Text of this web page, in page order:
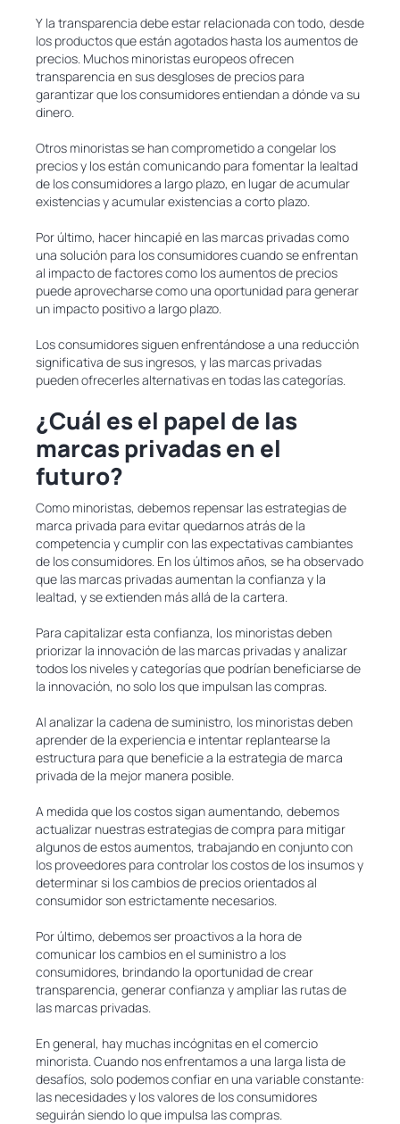
Y la transparencia debe estar relacionada con todo, desde
los productos que están agotados hasta los aumentos de
precios. Muchos minoristas europeos ofrecen
transparencia en sus desgloses de precios para
garantizar que los consumidores entiendan a dónde va su
dinero.
Otros minoristas se han comprometido a congelar los
precios y los están comunicando para fomentar la lealtad
de los consumidores a largo plazo, en lugar de acumular
existencias y acumular existencias a corto plazo.
Por último, hacer hincapié en las marcas privadas como
una solución para los consumidores cuando se enfrentan
al impacto de factores como los aumentos de precios
puede aprovecharse como una oportunidad para generar
un impacto positivo a largo plazo.
Los consumidores siguen enfrentándose a una reducción
significativa de sus ingresos, y las marcas privadas
pueden ofrecerles alternativas en todas las categorías.
¿Cuál es el papel de las
marcas privadas en el
futuro?
Como minoristas, debemos repensar las estrategias de
marca privada para evitar quedarnos atrás de la
competencia y cumplir con las expectativas cambiantes
de los consumidores. En los últimos años, se ha observado
que las marcas privadas aumentan la confianza y la
lealtad, y se extienden más allá de la cartera.
Para capitalizar esta confianza, los minoristas deben
priorizar la innovación de las marcas privadas y analizar
todos los niveles y categorías que podrían beneficiarse de
la innovación, no solo los que impulsan las compras.
Al analizar la cadena de suministro, los minoristas deben
aprender de la experiencia e intentar replantearse la
estructura para que beneficie a la estrategia de marca
privada de la mejor manera posible.
A medida que los costos sigan aumentando, debemos
actualizar nuestras estrategias de compra para mitigar
algunos de estos aumentos, trabajando en conjunto con
los proveedores para controlar los costos de los insumos y
determinar si los cambios de precios orientados al
consumidor son estrictamente necesarios.
Por último, debemos ser proactivos a la hora de
comunicar los cambios en el suministro a los
consumidores, brindando la oportunidad de crear
transparencia, generar confianza y ampliar las rutas de
las marcas privadas.
En general, hay muchas incógnitas en el comercio
minorista. Cuando nos enfrentamos a una larga lista de
desafíos, solo podemos confiar en una variable constante:
las necesidades y los valores de los consumidores
seguirán siendo lo que impulsa las compras.